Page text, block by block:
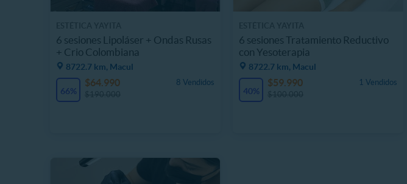
6 sesiones Lipoláser + Ondas Rusas
+ Crio Colombiana
8722.7 km, Macul
66%
8 Vendidos
$64.990
6 sesiones Tratamiento Reductivo
con Yesoterapia
8722.7 km, Macul
40%
1 Vendidos
$59.990